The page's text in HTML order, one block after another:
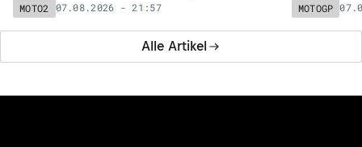
Alle Artikel
MOTO2 07.08.2026 - 21:57 MOTOGP